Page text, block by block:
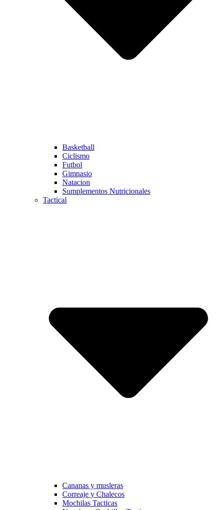
Basketball
Ciclismo
Futbol
Gimnasio
Natacion
Sumplementos Nutricionales
Tactical
Cananas y musleras
Correaje y Chalecos
Mochilas Tacticas